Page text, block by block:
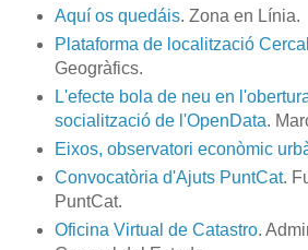
Aquí os quedáis. Zona en Línia.
Plataforma de localització
Geogràfics.
L'efecte bola de neu en
socialització de l'OpenData.
Eixos, observatori econòmic
Convocatòria d'Ajuts PuntCat.
PuntCat.
Oficina Virtual de Catastro.